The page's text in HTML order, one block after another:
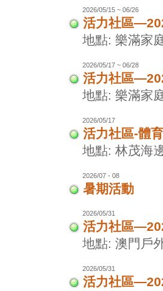
2026/05/15 ~ 06/26
活力社區
地點: 樂滿家
2026/05/17 ~ 06/28
活力社區
地點: 樂滿家
2026/05/17
活力社區-體
地點: 林茂海
2026/07 - 08
暑期活動
2026/05/31
活力社區
地點: 澳門戶
2026/05/31
活力社區